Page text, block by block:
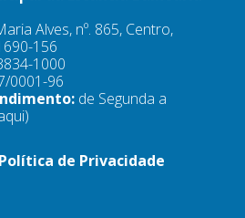
Alves, nº. 865, Centro,
156
1000
0001-96
de Segunda a
Política de Privacidade